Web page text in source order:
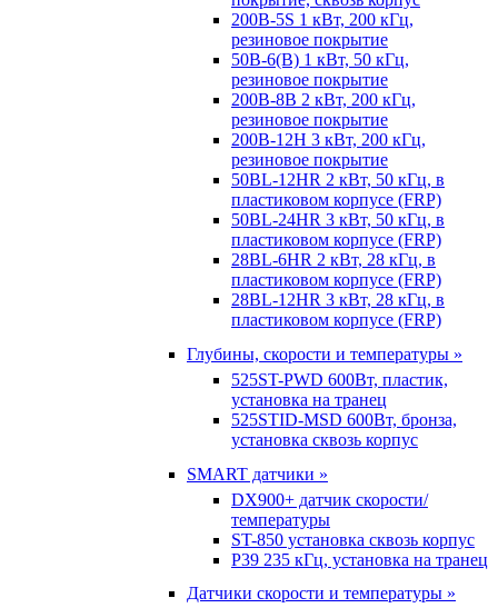
200B-5S 1 кВт, 200 кГц,
резиновое покрытие
50B-6(B) 1 кВт, 50 кГц,
резиновое покрытие
200B-8B 2 кВт, 200 кГц,
резиновое покрытие
200B-12H 3 кВт, 200 кГц,
резиновое покрытие
50BL-12HR 2 кВт, 50 кГц, в
пластиковом корпусе (FRP)
50BL-24HR 3 кВт, 50 кГц, в
пластиковом корпусе (FRP)
28BL-6HR 2 кВт, 28 кГц, в
пластиковом корпусе (FRP)
28BL-12HR 3 кВт, 28 кГц, в
пластиковом корпусе (FRP)
Глубины, скорости и температуры »
525ST-PWD 600Вт, пластик,
установка на транец
525STID-MSD 600Вт, бронза,
установка сквозь корпус
SMART датчики »
DX900+ датчик скорости/
температуры
ST-850 установка сквозь корпус
P39 235 кГц, установка на транец
Датчики скорости и температуры »